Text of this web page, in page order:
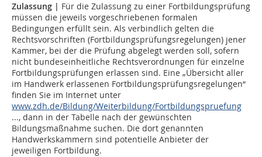
Zulassung | Für die Zulassung zu einer Fortbildungsprüfung
müssen die jeweils vorgeschriebenen formalen
Bedingungen erfüllt sein. Als verbindlich gelten die
Rechtsvorschriften (Fortbildungsprüfungsregelungen) jener
Kammer, bei der die Prüfung abgelegt werden soll, sofern
nicht bundeseinheitliche Rechtsverordnungen für einzelne
Fortbildungsprüfungen erlassen sind. Eine „Übersicht aller
im Handwerk erlassenen Fortbildungsprüfungsregelungen“
finden Sie im Internet unter
www.zdh.de/Bildung/Weiterbildung/Fortbildungspruefung
..., dann in der Tabelle nach der gewünschten
Bildungsmaßnahme suchen. Die dort genannten
Handwerkskammern sind potentielle Anbieter der
jeweiligen Fortbildung.